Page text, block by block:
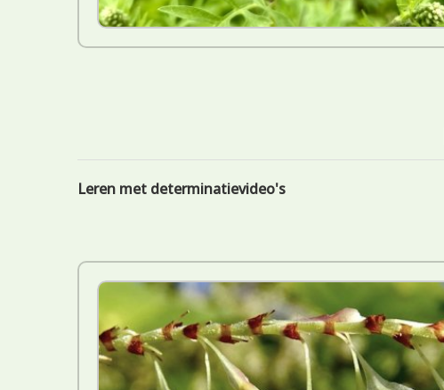
Leren met determinatievideo's